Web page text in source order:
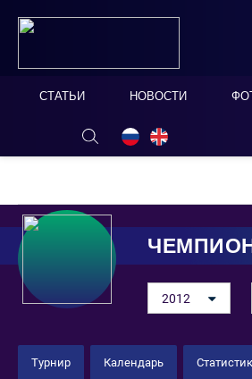
СТАТЬИ НОВОСТИ
ОНЛАЙН ТАБЛО СКРЫТЬ
2012
Турнир Календарь